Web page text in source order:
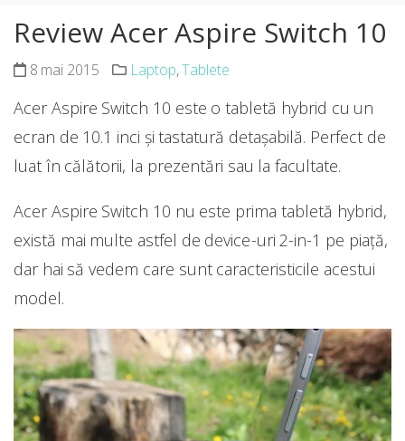
Review Acer Aspire Switch 10
8 mai 2015 Laptop,Tablete
Acer Aspire Switch 10 este o tabletă hybrid cu un
ecran de 10.1 inci și tastatură detașabilă. Perfect de
luat în călătorii, la prezentări sau la facultate.
Acer Aspire Switch 10 nu este prima tabletă hybrid,
există mai multe astfel de device-uri 2-in-1 pe piață,
dar hai să vedem care sunt caracteristicile acestui
model.